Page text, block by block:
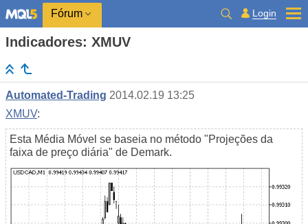
Fórum Login
Indicadores: XMUV
Automated-Trading 2014.02.19 13:25
XMUV:
Esta Média Móvel se baseia no método "Projeções da
faixa de preço diária" de Demark.